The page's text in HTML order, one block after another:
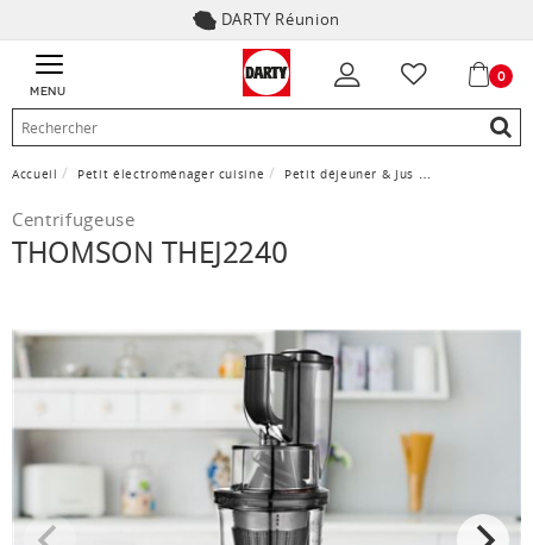
DARTY Réunion
MENU
0
Accueil Petit électroménager cuisine Petit déjeuner & Jus
Centrifugeuse
THOMSON THEJ2240